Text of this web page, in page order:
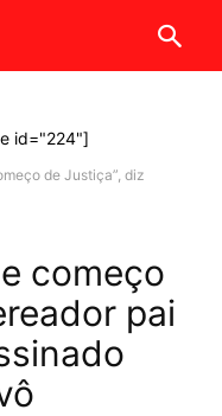
id="224"]
de Justiça”, diz
começo
pai